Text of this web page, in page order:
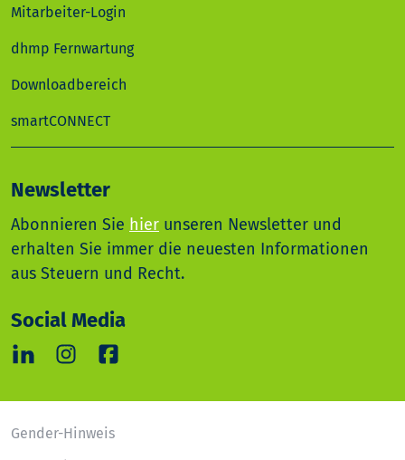
Mitarbeiter-Login
dhmp Fernwartung
Downloadbereich
smartCONNECT
Newsletter
Abonnieren Sie hier unseren Newsletter und
erhalten Sie immer die neuesten Informationen
aus Steuern und Recht.
Social Media
Gender-Hinweis